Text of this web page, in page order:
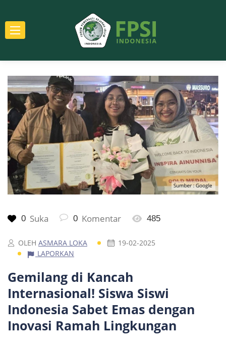
0 Suka 0 Komentar 485
OLEH ASMARA LOKA
19-02-2025
LAPORKAN
Gemilang di Kancah
Internasional! Siswa Siswi
Indonesia Sabet Emas dengan
Inovasi Ramah Lingkungan